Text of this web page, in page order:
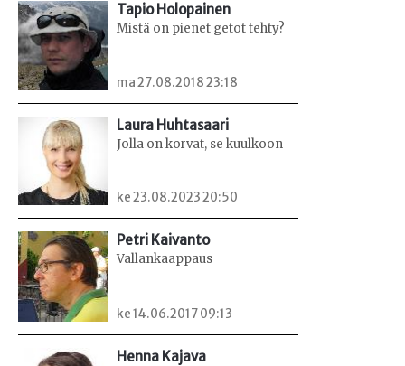
Tapio Holopainen
Mistä on pienet getot tehty?
ma 27.08.2018 23:18
Laura Huhtasaari
Jolla on korvat, se kuulkoon
ke 23.08.2023 20:50
Petri Kaivanto
Vallankaappaus
ke 14.06.2017 09:13
Henna Kajava